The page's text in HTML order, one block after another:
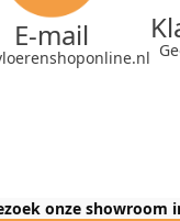
E-mail
onze showroom